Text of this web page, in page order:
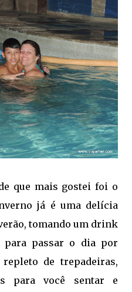
que mais gostei foi o
já é uma delícia
tomando um drink
para passar o dia por
de trepadeiras,
para você sentar e